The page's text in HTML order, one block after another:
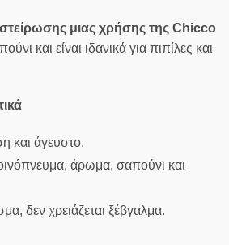
μιας χρήσης της Chicco
και είναι ιδανικά για πιπίλες και
και άγευστο.
άρωμα, σαπούνι και
δεν χρειάζεται ξέβγαλμα.